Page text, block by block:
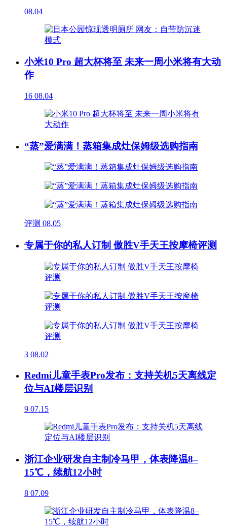
08.04
小米10 Pro 超大杯将至 未来一周小米将有大动
作
16 08.04
“蒸”爱满满！蒸箱集成灶保姆级选购指南
评测 08.05
专属于你的私人订制 傲胜V手天王按摩椅评测
3 08.02
Redmi儿童手表Pro发布：支持关机5天离线定
位与AI楼层识别
9 07.15
浙江企业研发自主制冷马甲，体表降温8–
15℃，续航12小时
8 07.09